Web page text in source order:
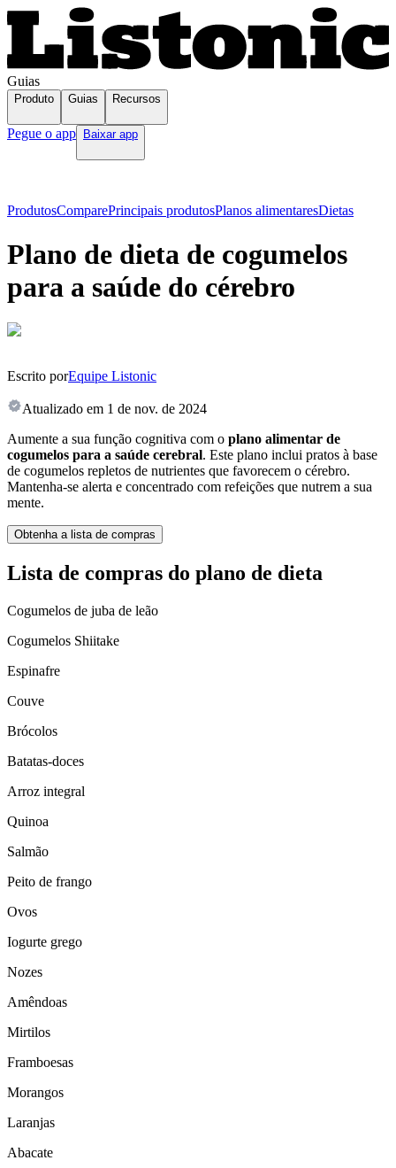
Guias
Produto Guias Recursos
Pegue o app Baixar app
ProdutosComparePrincipais produtosPlanos alimentaresDietas
Plano de dieta de cogumelos
para a saúde do cérebro
Escrito porEquipe Listonic
Atualizado em 1 de nov. de 2024
Aumente a sua função cognitiva com o plano alimentar de
cogumelos para a saúde cerebral. Este plano inclui pratos à base
de cogumelos repletos de nutrientes que favorecem o cérebro.
Mantenha-se alerta e concentrado com refeições que nutrem a sua
mente.
Obtenha a lista de compras
Lista de compras do plano de dieta
Cogumelos de juba de leão
Cogumelos Shiitake
Espinafre
Couve
Brócolos
Batatas-doces
Arroz integral
Quinoa
Salmão
Peito de frango
Ovos
Iogurte grego
Nozes
Amêndoas
Mirtilos
Framboesas
Morangos
Laranjas
Abacate